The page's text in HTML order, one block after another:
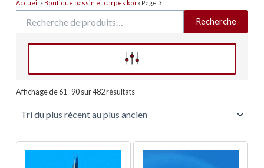
Accueil » Boutique bassin et carpes koï » Page 3
pour :
Recherche
Affinez votre recherche
Affichage de 61–90 sur 482 résultatsdu
au
plus